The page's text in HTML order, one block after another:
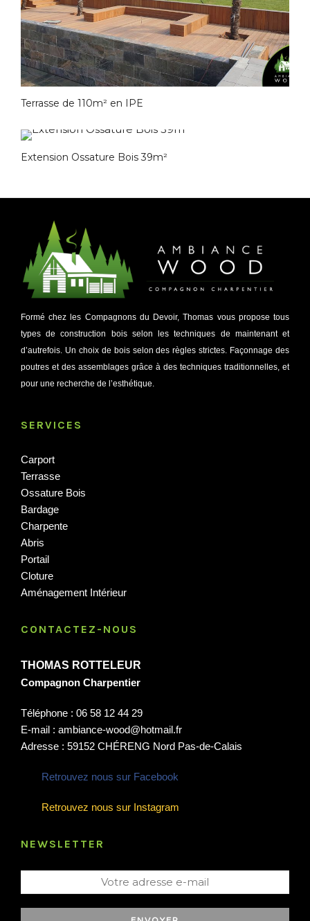
Terrasse de 110m² en IPE
Extension Ossature Bois 39m²
Formé chez les Compagnons du Devoir, Thomas vous propose tous
types de construction bois selon les techniques de maintenant et
d’autrefois. Un choix de bois selon des règles strictes. Façonnage des
poutres et des assemblages grâce à des techniques traditionnelles, et
pour une recherche de l’esthétique.
SERVICES
Carport
Terrasse
Ossature Bois
Bardage
Charpente
Abris
Portail
Cloture
Aménagement Intérieur
CONTACTEZ-NOUS
THOMAS ROTTELEUR
Compagnon Charpentier
Téléphone : 06 58 12 44 29
E-mail : ambiance-wood@hotmail.fr
Adresse : 59152 CHÉRENG Nord Pas-de-Calais
Retrouvez nous sur Facebook
Retrouvez nous sur Instagram
NEWSLETTER